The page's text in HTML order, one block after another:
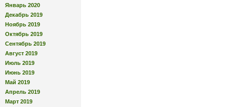
Январь 2020
Декабрь 2019
Ноябрь 2019
Октябрь 2019
Сентябрь 2019
Август 2019
Июль 2019
Июнь 2019
Май 2019
Апрель 2019
Март 2019